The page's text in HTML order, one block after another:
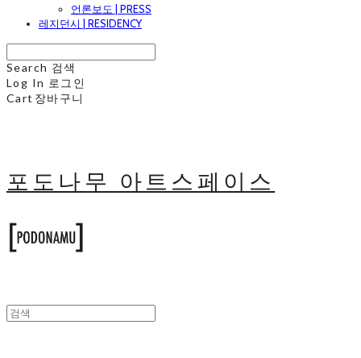
언론보도 | PRESS
레지던시 | RESIDENCY
Search 검색
Log In 로그인
Cart 장바구니
포도나무 아트스페이스